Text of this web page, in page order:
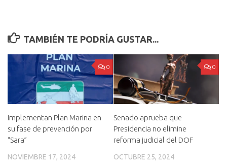
TAMBIÉN TE PODRÍA GUSTAR...
0
Implementan Plan Marina en
su fase de prevención por
“Sara”
NOVIEMBRE 17, 2024
0
Senado aprueba que
Presidencia no elimine
reforma judicial del DOF
OCTUBRE 25, 2024